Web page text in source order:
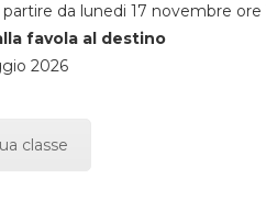
da lunedi 17 novembre ore
favola al destino
2026
classe